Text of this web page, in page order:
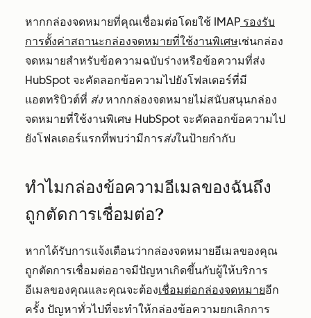
หากกล่องจดหมายที่คุณเชื่อมต่อโดยใช้ IMAP รองรับ
การตั้งค่าสถานะกล่องจดหมายที่ใช้งานพิเศษเช่นกล่อง
จดหมายสำหรับข้อความฉบับร่างหรือข้อความที่ส่ง
HubSpot จะคัดลอกข้อความไปยังโฟลเดอร์ที่มี
แอตทริบิวต์ที่ ส่งหากกล่องจดหมายไม่สนับสนุนกล่อง
จดหมายที่ใช้งานพิเศษ HubSpot จะคัดลอกข้อความไป
ยังโฟลเดอร์แรกที่พบว่ามีการส่งในป้ายกำกับ
ทำไมกล่องข้อความอีเมลของฉันถึง
ถูกตัดการเชื่อมต่อ?
หากได้รับการแจ้งเตือนว่ากล่องจดหมายอีเมลของคุณ
ถูกตัดการเชื่อมต่ออาจมีปัญหาเกิดขึ้นกับผู้ให้บริการ
อีเมลของคุณและคุณจะต้องเชื่อมต่อกล่องจดหมายอีก
ครั้ง ปัญหาทั่วไปที่จะทำให้กล่องข้อความยกเลิกการ